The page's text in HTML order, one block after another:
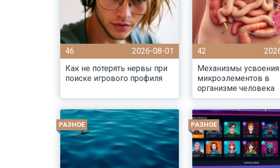
46
2026-08-01
Как не потерять нервы при
поиске игрового профиля
42
Механизмы усвоения
микроэлементов в
организме человека
РАЗНОЕ РАЗНОЕ